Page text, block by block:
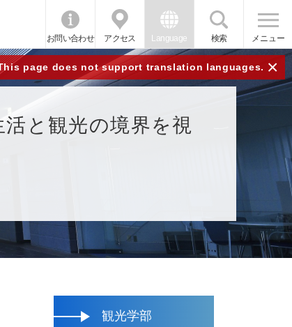
お問い合わせ アクセス Language 検索 メニュー
page does not support translation languages. ×
と観光の境界を視
観光学部